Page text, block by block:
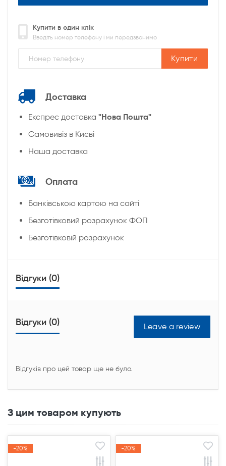
Купити в один клік
Введіть номер телефону і ми передзвонимо
Купити
Доставка
Експрес доставка "Нова Пошта"
Cамовивіз в Києві
Наша доставка
Оплата
Банківською картою на сайті
Безготівковий розрахунок ФОП
Безготівковій розрахунок
Відгуки (0)
Відгуки (0) Leave a review
Відгуків про цей товар ще не було.
З цим товаром купують
-20%
-20% -20%
-20%